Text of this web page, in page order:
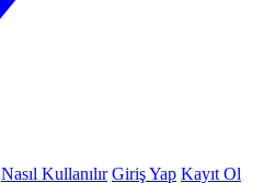
Nasıl Kullanılır Giriş Yap Kayıt Ol